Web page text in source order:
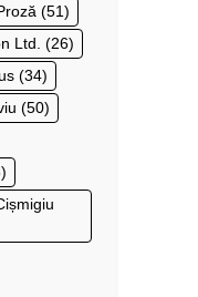
(51)
Ltd. (26)
(34)
(50)